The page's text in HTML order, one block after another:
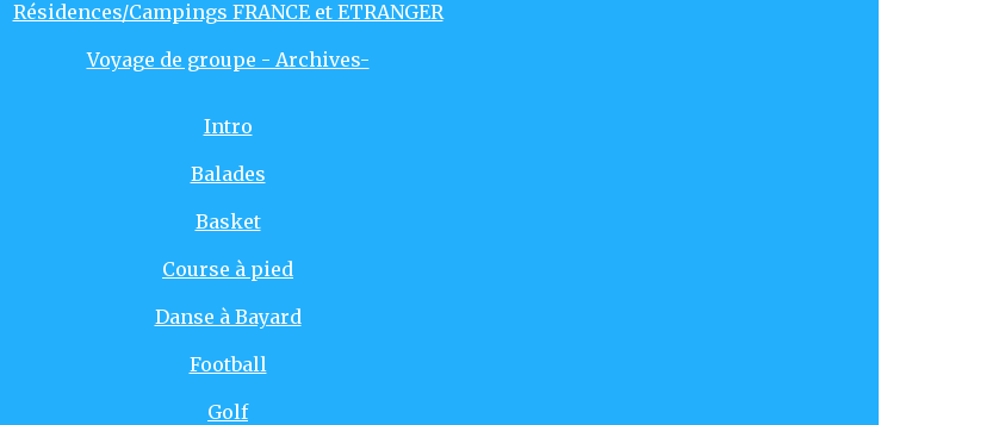
Résidences/Campings FRANCE et ETRANGER
Voyage de groupe - Archives-
Intro
Balades
Basket
Course à pied
Danse à Bayard
Football
Golf